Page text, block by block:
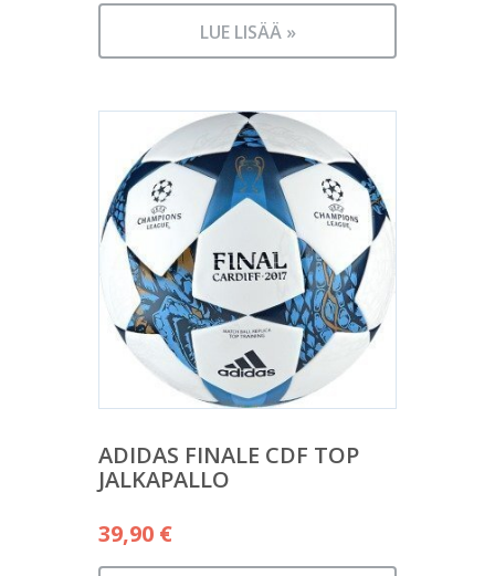
LUE LISÄÄ »
ADIDAS FINALE CDF TOP
JALKAPALLO
39,90 €